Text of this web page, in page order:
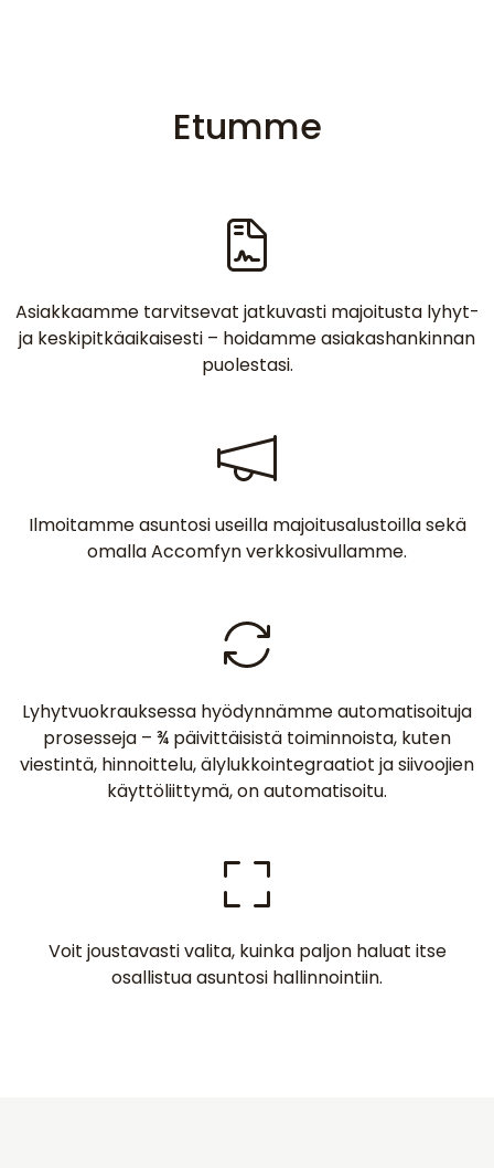
Etumme
Asiakkaamme tarvitsevat jatkuvasti majoitusta lyhyt-
ja keskipitkäaikaisesti – hoidamme asiakashankinnan
puolestasi.
Ilmoitamme asuntosi useilla majoitusalustoilla sekä
omalla Accomfyn verkkosivullamme.
Lyhytvuokrauksessa hyödynnämme automatisoituja
prosesseja – ¾ päivittäisistä toiminnoista, kuten
viestintä, hinnoittelu, älylukkointegraatiot ja siivoojien
käyttöliittymä, on automatisoitu.
Voit joustavasti valita, kuinka paljon haluat itse
osallistua asuntosi hallinnointiin.